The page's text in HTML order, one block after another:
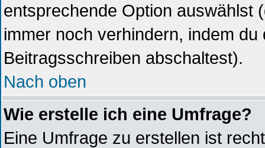
entsprechende Option auswählst
immer noch verhindern, indem
Beitragsschreiben abschaltest).
Nach oben
Wie erstelle ich eine Umfrage?
Eine Umfrage zu erstellen ist